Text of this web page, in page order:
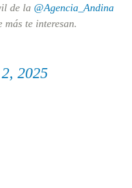
de la @Agencia_Andina
te interesan.
2025